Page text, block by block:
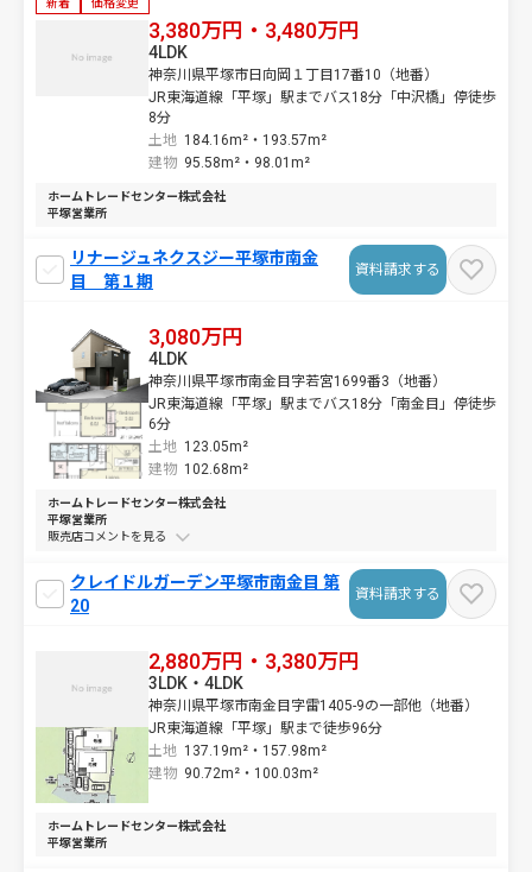
新着 価格変更
3,380万円・3,480万円
神奈川県平塚市日向岡１丁目17番10（地番）
JR東海道線「平塚」駅までバス18分「中沢橋」停徒歩
8分
土地 184.16m²・ 193.57m²
4LDK
建物 95.58m²・ 98.01m²
ホームトレードセンター株式会社
平塚営業所
リナージュネクスジー平塚市南金
目 第１期
資料請求する
3,080万円
神奈川県平塚市南金目字若宮1699番3（地番）
JR東海道線「平塚」駅までバス18分「南金目」停徒歩
6分
土地 123.05m²
4LDK
建物 102.68m²
ホームトレードセンター株式会社
平塚営業所
販売店コメントを
クレイドルガーデン平塚市南金目 第
20
資料請求する
2,880万円・3,380万円
神奈川県平塚市南金目字雷1405-9の一部他（地番）
JR東海道線「平塚」駅まで徒歩96分
土地 137.19m²・ 157.98m²
3LDK・4LDK
建物 90.72m²・ 100.03m²
ホームトレードセンター株式会社
平塚営業所